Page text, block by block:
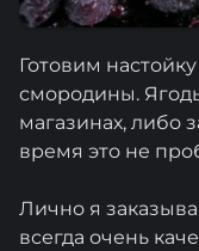
Готовим
смородины.
магазинах, либо
время это не
Лично я
всегда очень